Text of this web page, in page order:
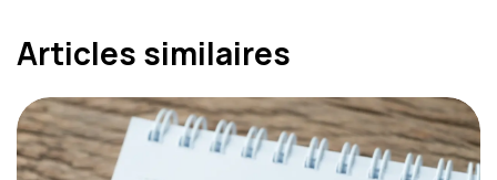
Articles similaires